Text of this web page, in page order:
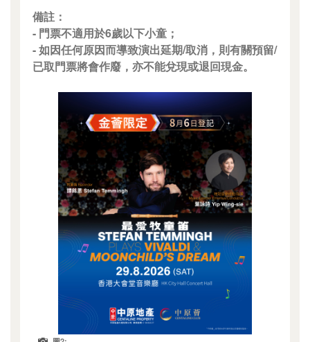
備註：
- 門票不適用於6歲以下小童；
- 如因任何原因而導致演出延期/取消，則有關預留/
已取門票將會作廢，亦不能兌現或退回現金。